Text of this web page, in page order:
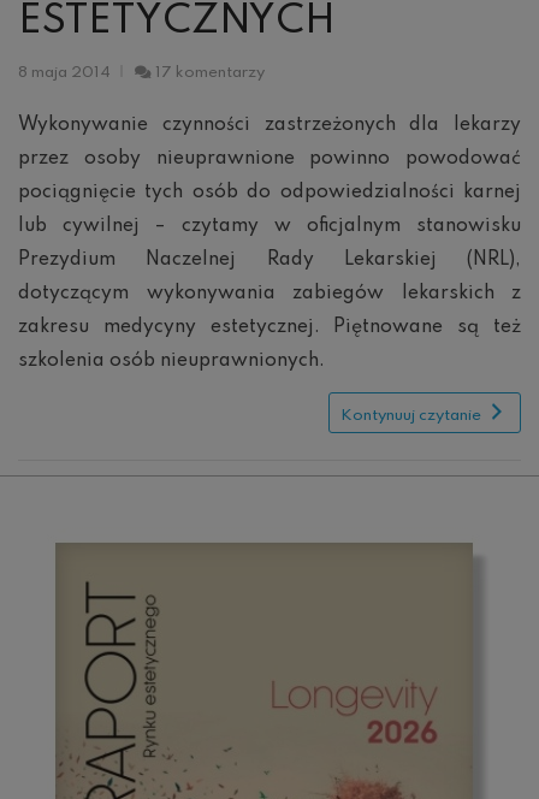
ESTETYCZNYCH
8 maja 2014 17 komentarzydo
Rada
ws.
zabiegów
estetycznych
Wykonywanie czynności zastrzeżonych dla lekarzy
przez osoby nieuprawnione powinno powodować
pociągnięcie tych osób do odpowiedzialności karnej
lub cywilnej – czytamy w oficjalnym stanowisku
Prezydium Naczelnej Rady Lekarskiej (NRL),
dotyczącym wykonywania zabiegów lekarskich z
zakresu medycyny estetycznej. Piętnowane są też
szkolenia osób nieuprawnionych.
Kontynuuj czytanie